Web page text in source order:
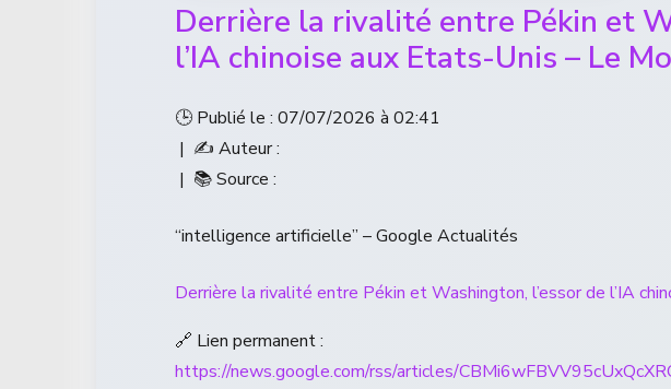
Derrière la rivalité entre Pékin et
l’IA chinoise aux Etats-Unis – Le
🕒 Publié le : 07/07/2026 à 02:41
| ✍️ Auteur :
| 📚 Source :
“intelligence artificielle” – Google Actualités
Derrière la rivalité entre Pékin et Washington, l’essor de l’IA
🔗 Lien permanent :
https://news.google.com/rss/articles/